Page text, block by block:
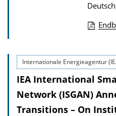
o
n
w
n
l
o
Internationale Energieagentur
IEA International
Network (ISGAN)
Transitions – On